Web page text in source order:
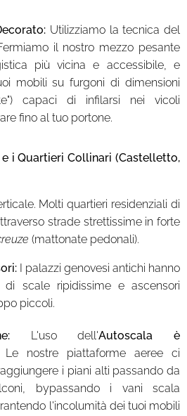
Utilizziamo la tecnica del
il nostro mezzo pesante
più vicina e accessibile, e
mobili su furgoni di dimensioni
capaci di infilarsi nei vicoli
fino al tuo portone.
e i Quartieri Collinari (Castelletto,
Molti quartieri residenziali di
strade strettissime in forte
(mattonate pedonali).
I palazzi genovesi antichi hanno
di scale ripidissime e ascensori
piccoli.
L'uso dell'Autoscala è
Le nostre piattaforme aeree ci
i piani alti passando da
bypassando i vani scala
l'incolumità dei tuoi mobili